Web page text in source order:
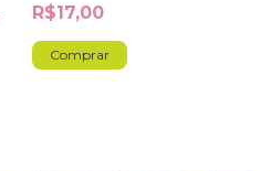
R$17,00
Comprar